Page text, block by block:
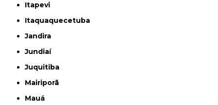
Itapevi
Itaquaquecetuba
Jandira
Jundiaí
Juquitiba
Mairiporã
Mauá